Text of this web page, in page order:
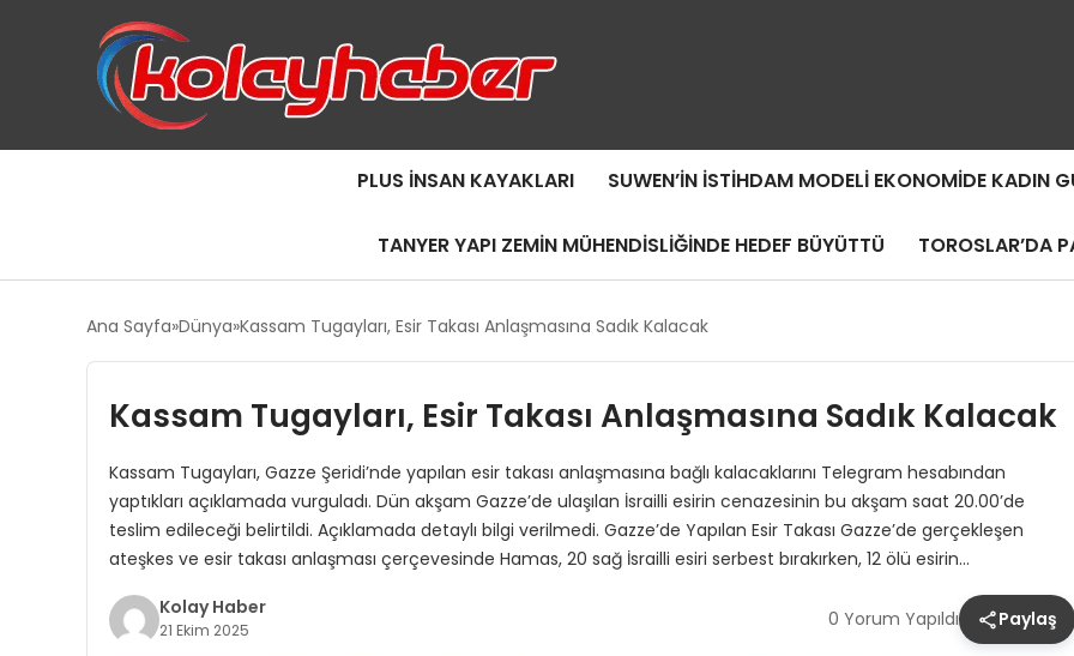
PLUS İNSAN KAYAKLARI SUWEN’IN İSTIHDAM MODELI EKONOMIDE KADIN
TANYER YAPI ZEMIN MÜHENDISLIĞINDE HEDEF BÜYÜTTÜ TOROSLAR’DA
Ana Sayfa Dünya Kassam Tugayları, Esir Takası Anlaşmasına Sadık Kalacak
Kassam Tugayları, Esir Takası Anlaşmasına Sadık Kalacak
Kassam Tugayları, Gazze Şeridi’nde yapılan esir takası anlaşmasına bağlı kalacaklarını Telegram hesabından
yaptıkları açıklamada vurguladı. Dün akşam Gazze’de ulaşılan İsrailli esirin cenazesinin bu akşam saat 20.00’de
teslim edileceği belirtildi. Açıklamada detaylı bilgi verilmedi. Gazze’de Yapılan Esir Takası Gazze’de gerçekleşen
ateşkes ve esir takası anlaşması çerçevesinde Hamas, 20 sağ İsrailli esiri serbest bırakırken, 12 ölü esirin…
Kolay Haber
21 Ekim 2025 0 Yorum Yapıldı Paylaş